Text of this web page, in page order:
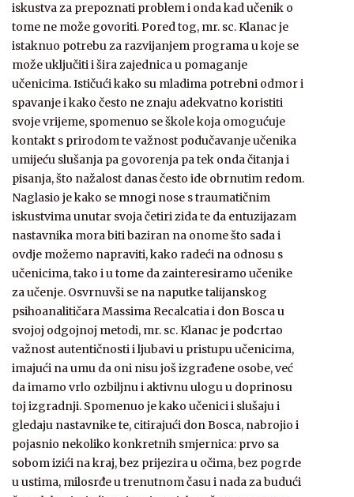
iskustva za prepoznati problem i onda kad učenik o
tome ne može govoriti. Pored tog, mr. sc. Klanac je
istaknuo potrebu za razvijanjem programa u koje se
može uključiti i šira zajednica u pomaganje
učenicima. Ističući kako su mladima potrebni odmor i
spavanje i kako često ne znaju adekvatno koristiti
svoje vrijeme, spomenuo se škole koja omogućuje
kontakt s prirodom te važnost podučavanje učenika
umijeću slušanja pa govorenja pa tek onda čitanja i
pisanja, što nažalost danas često ide obrnutim redom.
Naglasio je kako se mnogi nose s traumatičnim
iskustvima unutar svoja četiri zida te da entuzijazam
nastavnika mora biti baziran na onome što sada i
ovdje možemo napraviti, kako radeći na odnosu s
učenicima, tako i u tome da zainteresiramo učenike
za učenje. Osvrnuvši se na naputke talijanskog
psihoanalitičara Massima Recalcatia i don Bosca u
svojoj odgojnoj metodi, mr. sc. Klanac je podcrtao
važnost autentičnosti i ljubavi u pristupu učenicima,
imajući na umu da oni nisu još izgrađene osobe, već
da imamo vrlo ozbiljnu i aktivnu ulogu u doprinosu
toj izgradnji. Spomenuo je kako učenici i slušaju i
gledaju nastavnike te, citirajući don Bosca, nabrojio i
pojasnio nekoliko konkretnih smjernica: prvo sa
sobom izići na kraj, bez prijezira u očima, bez pogrde
u ustima, milosrđe u trenutnom času i nada za budući